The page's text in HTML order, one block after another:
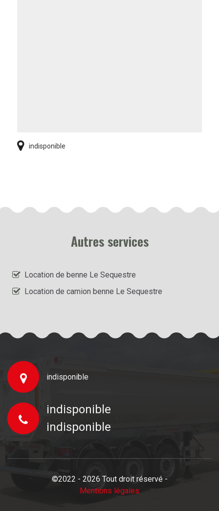
indisponible
Autres services
Location de benne Le Sequestre
Location de camion benne Le Sequestre
indisponible
indisponible
indisponible
©2022 - 2026 Tout droit réservé -
Mentions légales